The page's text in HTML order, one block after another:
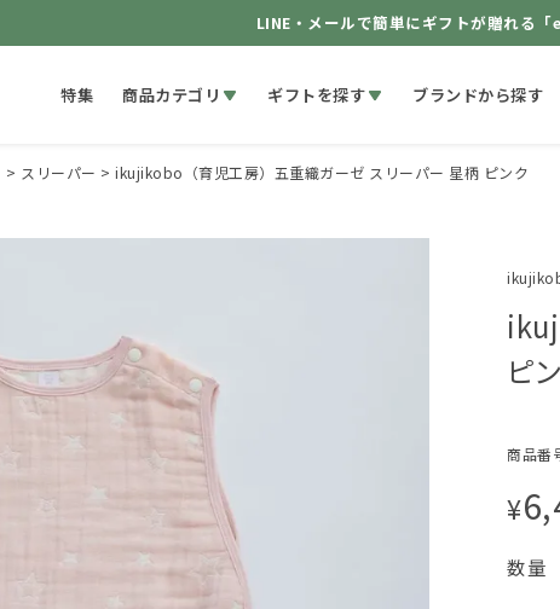
LINE・メールで簡単にギフトが贈れる「e
特集 商品カテゴリ ギフトを探す ブランドから探す
スリーパー ikujikobo（育児工房）五重織ガーゼ スリーパー 星柄 ピンク
ピ
商品番
¥